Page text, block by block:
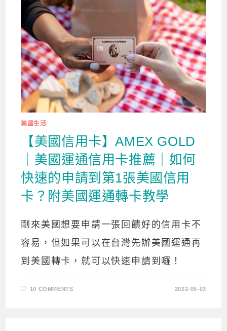
美國生活
【美國信用卡】AMEX GOLD
｜美國運通信用卡推薦｜如何
快速的申請到第1張美國信用
卡？附美國運通轉卡教學
剛來美國想要申請一張回饋好的信用卡不
容易，但如果可以在台灣先辦美國運通再
到美國轉卡，就可以快速申請到囉！
10 COMMENTS 2022-05-03